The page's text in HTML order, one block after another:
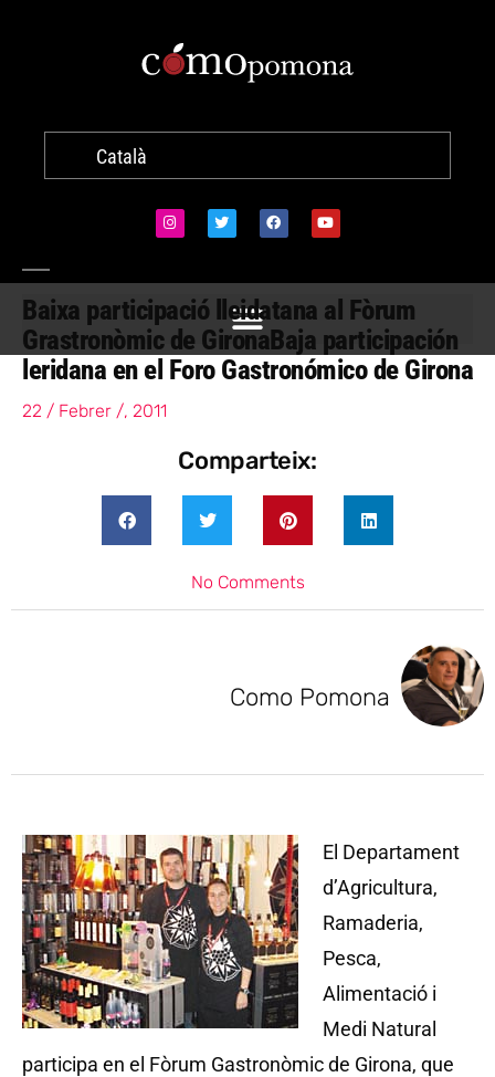
Català
Baixa participació lleidatana al Fòrum
Grastronòmic de GironaBaja participación
leridana en el Foro Gastronómico de Girona
22 / Febrer /, 2011
Comparteix:
No Comments
Como Pomona
El Departament
d’Agricultura,
Ramaderia,
Pesca,
Alimentació i
Medi Natural
participa en el Fòrum Gastronòmic de Girona, que